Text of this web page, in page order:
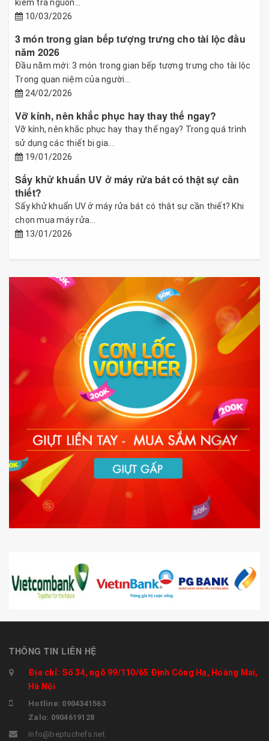
kiểm tra nguồn...
10/03/2026
3 món trong gian bếp tượng trưng cho tài lộc đầu
năm 2026
Đầu năm mới: 3 món trong gian bếp tượng trưng cho tài lộc
Trong quan niệm của người...
24/02/2026
Vỡ kính, nên khắc phục hay thay thế ngay?
Vỡ kính, nên khắc phục hay thay thế ngay? Trong quá trình
sử dụng các thiết bị gia...
19/01/2026
Sấy khử khuẩn UV ở máy rửa bát có thật sự cần
thiết?
Sấy khử khuẩn UV ở máy rửa bát có thật sự cần thiết? Khi
chọn mua máy rửa...
13/01/2026
THÔNG TIN LIÊN HỆ
Địa chỉ: Số 34, ngõ 99/110/65 Định Công Hạ, Hoàng Mai,
Hà Nội
Hotline: 0904341563
Zalo: 0904619128
info@beptuchefs.net